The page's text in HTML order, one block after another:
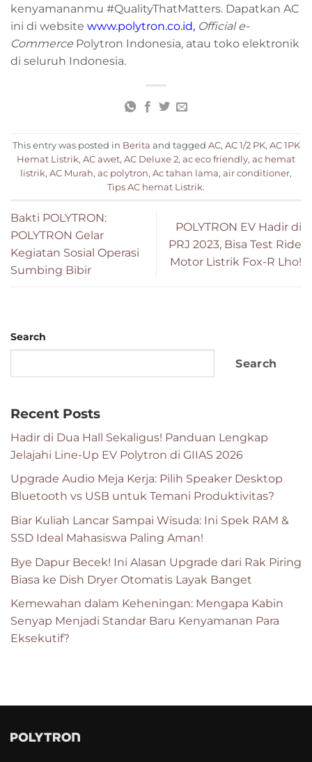
kenyamananmu #QualityThatMatters. Dapatkan AC
ini di website www.polytron.co.id, Official e-
Commerce Polytron Indonesia, atau toko elektronik
di seluruh Indonesia.
This entry was posted in Berita and tagged AC, AC 1/2 PK, AC 1PK
Hemat Listrik, AC awet, AC Deluxe 2, ac eco friendly, ac hemat
listrik, AC Murah, ac polytron, Ac tahan lama, air conditioner,
Tips AC hemat Listrik.
Bakti POLYTRON:
POLYTRON Gelar
Kegiatan Sosial Operasi
Sumbing Bibir
POLYTRON EV Hadir di
PRJ 2023, Bisa Test Ride
Motor Listrik Fox-R Lho!
Search
Search
Recent Posts
Hadir di Dua Hall Sekaligus! Panduan Lengkap
Jelajahi Line-Up EV Polytron di GIIAS 2026
Upgrade Audio Meja Kerja: Pilih Speaker Desktop
Bluetooth vs USB untuk Temani Produktivitas?
Biar Kuliah Lancar Sampai Wisuda: Ini Spek RAM &
SSD Ideal Mahasiswa Paling Aman!
Bye Dapur Becek! Ini Alasan Upgrade dari Rak Piring
Biasa ke Dish Dryer Otomatis Layak Banget
Kemewahan dalam Keheningan: Mengapa Kabin
Senyap Menjadi Standar Baru Kenyamanan Para
Eksekutif?